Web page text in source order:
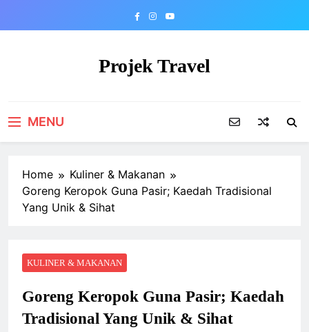
Projek Travel
MENU
Home
Kuliner & Makanan
Goreng Keropok Guna Pasir; Kaedah Tradisional
Yang Unik & Sihat
KULINER & MAKANAN
Goreng Keropok Guna Pasir; Kaedah
Tradisional Yang Unik & Sihat